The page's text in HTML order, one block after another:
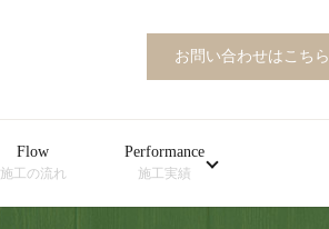
お問い合わせはこちら
Flow
施工の流れ
Performance
施工実績